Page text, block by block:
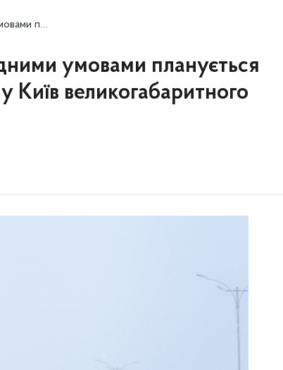
із 17:00 до 21:00
умовами планується
Київ великогабаритного